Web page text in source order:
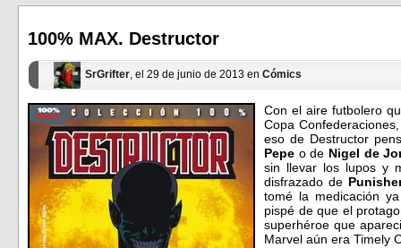
100% MAX. Destructor
SrGrifter, el 29 de junio de 2013 en Cómics
Con el aire futbolero
Copa
eso de Destructor
Pepe o de Nigel de
sin llevar los lupos y
disfrazado de
tomé la medicación
pispé de que el
superhéroe que
Marvel aún era Timely